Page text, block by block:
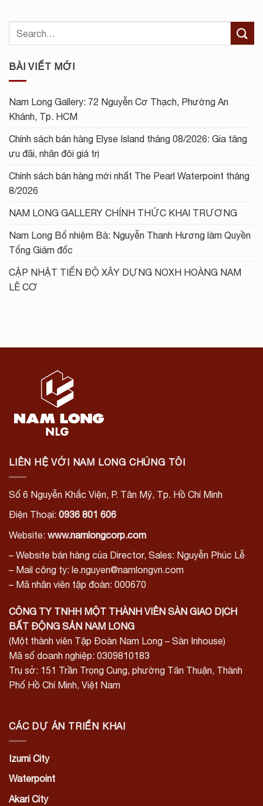
BÀI VIẾT MỚI
Nam Long Gallery: 72 Nguyễn Cơ Thạch, Phường An
Khánh, Tp. HCM
Chính sách bán hàng Elyse Island tháng 08/2026: Gia tăng
ưu đãi, nhân đôi giá trị
Chính sách bán hàng mới nhất The Pearl Waterpoint tháng
8/2026
NAM LONG GALLERY CHÍNH THỨC KHAI TRƯƠNG
Nam Long Bổ nhiệm Bà: Nguyễn Thanh Hương làm Quyền
Tổng Giám đốc
CẬP NHẬT TIẾN ĐỘ XÂY DỰNG NOXH HOÀNG NAM
LÊ CƠ
LIÊN HỆ VỚI NAM LONG CHÚNG TÔI
Số 6 Nguyễn Khắc Viện, P. Tân Mỹ, Tp. Hồ Chí Minh
Điện Thoại: 0936 801 606
Website: www.namlongcorp.com
– Website bán hàng của Director, Sales: Nguyễn Phúc Lễ
– Mail công ty: le.nguyen@namlongvn.com
– Mã nhân viên tập đoàn: 000670
CÔNG TY TNHH MỘT THÀNH VIÊN SÀN GIAO DỊCH
BẤT ĐỘNG SẢN NAM LONG
(Một thành viên Tập Đoàn Nam Long – Sàn Inhouse)
Mã số doanh nghiệp: 0309810183
Trụ sở: 151 Trần Trọng Cung, phường Tân Thuận, Thành
Phố Hồ Chí Minh, Việt Nam
CÁC DỰ ÁN TRIỂN KHAI
Izumi City
Waterpoint
Akari City